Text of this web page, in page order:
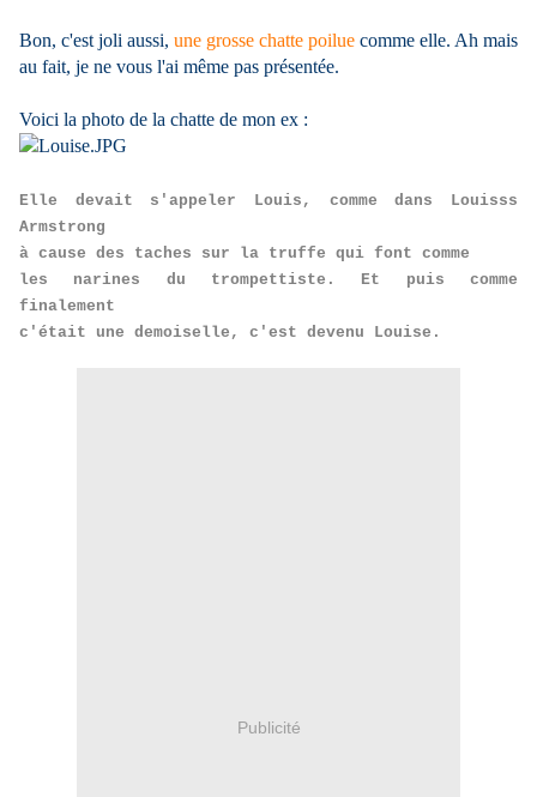
Bon, c'est joli aussi, une grosse chatte poilue comme elle. Ah mais
au fait, je ne vous l'ai même pas présentée.
Voici la photo de la chatte de mon ex :
Elle devait s'appeler Louis, comme dans Louisss
Armstrong
à cause des taches sur la truffe qui font comme
les narines du trompettiste. Et puis comme
finalement
c'était une demoiselle, c'est devenu Louise.
Publicité